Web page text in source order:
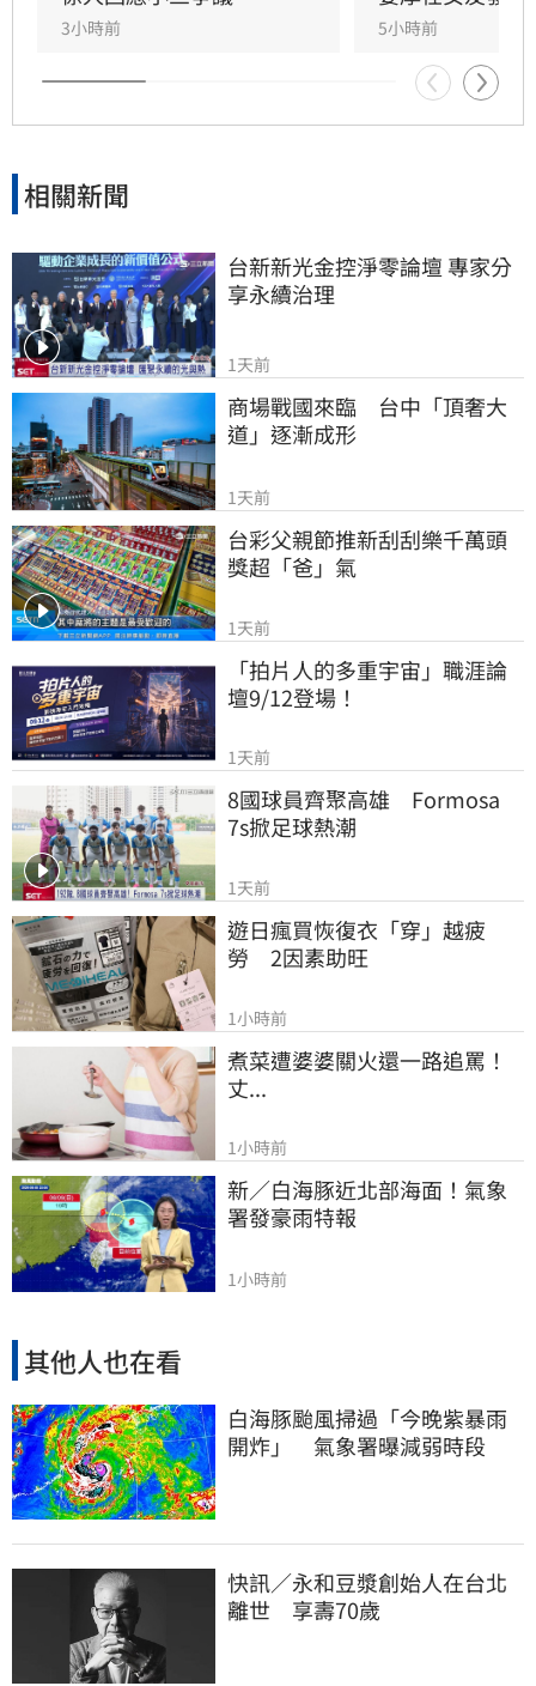
任展現力挺態度，笑稱兩人的戀情已像偵探片，
3小時前 5小時前
相關新聞
台新新光金控淨零論壇 專家分
享永續治理
1天前
商場戰國來臨　台中「頂奢大
道」逐漸成形
1天前
台彩父親節推新刮刮樂千萬頭
獎超「爸」氣
1天前
「拍片人的多重宇宙」職涯論
壇9/12登場！
1天前
8國球員齊聚高雄　Formosa
7s掀足球熱潮
1天前
遊日瘋買恢復衣「穿」越疲
勞　2因素助旺
1小時前
煮菜遭婆婆關火還一路追罵！
丈...
1小時前
新／白海豚近北部海面！氣象
署發豪雨特報
1小時前
其他人也在看
白海豚颱風掃過「今晚紫暴雨
開炸」 氣象署曝減弱時段
快訊／永和豆漿創始人在台北
離世 享壽70歲